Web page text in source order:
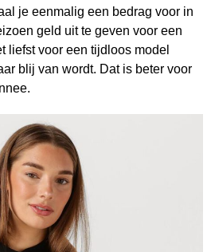
je eenmalig een bedrag voor in
geld uit te geven voor een
liefst voor een tijdloos model
blij van wordt. Dat is beter voor